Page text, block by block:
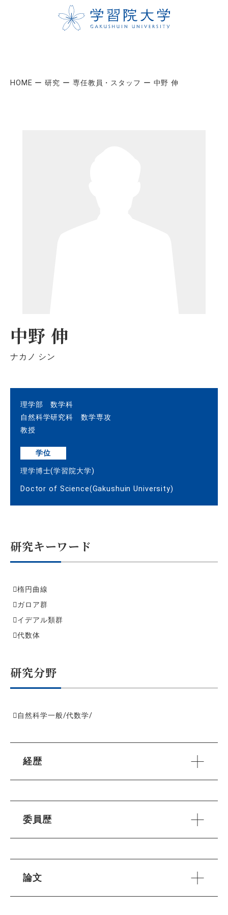
HOME 研究 専任教員・スタッフ 中野 伸
中野 伸
ナカノ シン
理学部 数学科
自然科学研究科 数学専攻
教授
学位
理学博士(学習院大学)
Doctor of Science(Gakushuin University)
研究キーワード
楕円曲線
ガロア群
イデアル類群
代数体
研究分野
自然科学一般/代数学/
経歴
委員歴
論文